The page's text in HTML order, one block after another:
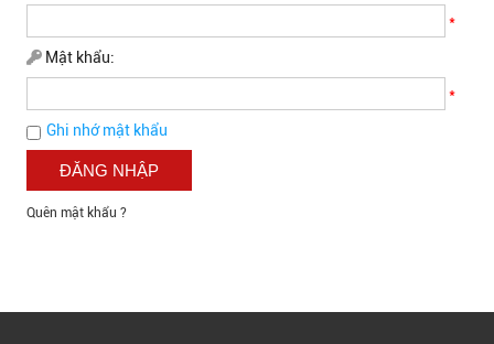
*
Mật khẩu:
*
Ghi nhớ mật khẩu
Quên mật khẩu ?